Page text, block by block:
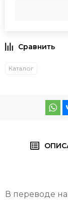
Каталог
В переводе